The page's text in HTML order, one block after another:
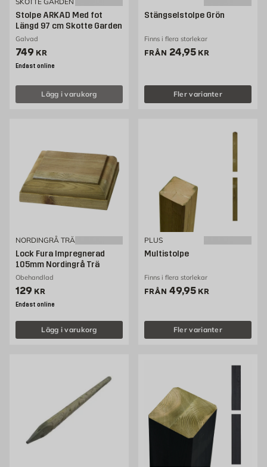
Stolpe ARKAD Med fot
Längd 97 cm Skotte Garden
Galvad
Pris 749 kr
749 KR
Endast online
Lägg i varukorg
Stängselstolpe Grön
Finns i flera storlekar
FRÅN Pris 24.95 kr
24,95 KR
Fler varianter
NORDINGRÅ TRÄ
Lock Fura Impregnerad
105mm Nordingrå Trä
Obehandlad
Pris 129 kr
129 KR
Endast online
Lägg i varukorg
PLUS
Multistolpe
Finns i flera storlekar
FRÅN Pris 49.95 kr
49,95 KR
Fler varianter